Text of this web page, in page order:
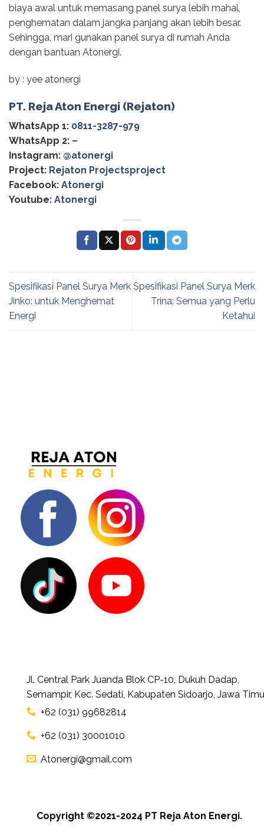
biaya awal untuk memasang panel surya lebih mahal,
penghematan dalam jangka panjang akan lebih besar.
Sehingga, mari gunakan panel surya di rumah Anda
dengan bantuan Atonergi.
by : yee atonergi
PT. Reja Aton Energi (Rejaton)
WhatsApp 1: 0811-3287-979
WhatsApp 2: –
Instagram: @‌atonergi
Project: Rejaton Projectsproject
Facebook: Atonergi
Youtube: Atonergi
Spesifikasi Panel Surya Merk
Jinko: untuk Menghemat
Energi
Spesifikasi Panel Surya Merk
Trina: Semua yang Perlu
Ketahui
Jl. Central Park Juanda Blok CP-10, Dukuh Dadap,
Semampir, Kec. Sedati, Kabupaten Sidoarjo, Jawa
+62 (031) 99682814
+62 (031) 30001010
Atonergi@gmail.com
Copyright ©2021-2024 PT Reja Aton Energi.